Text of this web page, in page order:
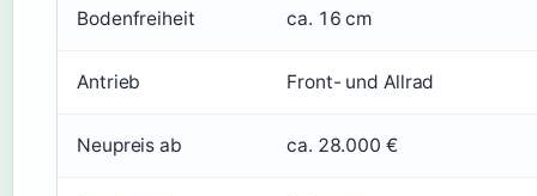
Bodenfreiheit ca. 16 cm
Antrieb Front- und Allrad
Neupreis ab ca. 28.000 €